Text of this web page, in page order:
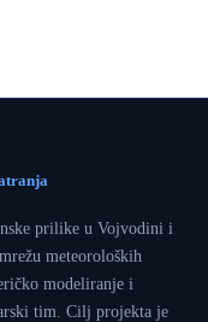
prilike u Vojvodini i
meteoroloških
modeliranje i
tim. Cilj projekta je